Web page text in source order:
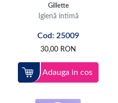
Gillette
Igienă intimă
Cod: 25009
30,00 RON
Adauga in cos